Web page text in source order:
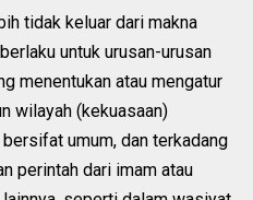
tidak keluar dari makna
untuk urusan-urusan
menentukan atau mengatur
wilayah (kekuasaan)
umum, dan terkadang
perintah dari imam atau